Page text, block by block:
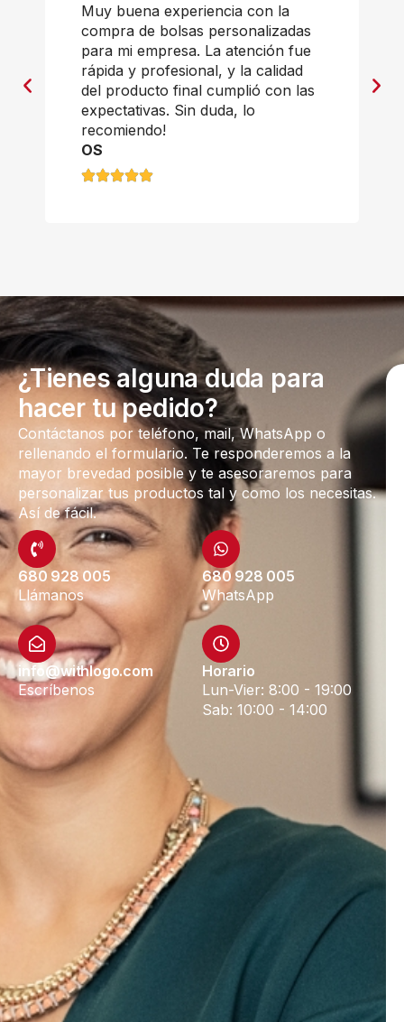
Muy buena experiencia con la
compra de bolsas personalizadas
para mi empresa. La atención fue
rápida y profesional, y la calidad
del producto final cumplió con las
expectativas. Sin duda, lo
recomiendo!
OS
¿Tienes alguna duda para
hacer tu pedido?
Contáctanos por teléfono, mail, WhatsApp o
rellenando el formulario. Te responderemos a la
mayor brevedad posible y te asesoraremos para
personalizar tus productos tal y como los necesitas.
Así de fácil.
680 928 005
Llámanos
680 928 005
WhatsApp
info@withlogo.com
Escríbenos
Horario
Lun-Vier: 8:00 - 19:00
Sab: 10:00 - 14:00